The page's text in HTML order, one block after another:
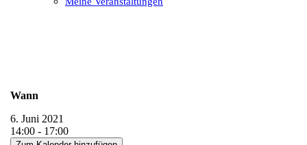
Wann
6. Juni 2021
14:00 - 17:00